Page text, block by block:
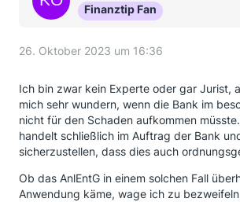
Finanztip Fan
26. Oktober 2023 um 16:36
Ich bin zwar kein Experte oder gar Jurist,
mich sehr wundern, wenn die Bank im
nicht für den Schaden aufkommen
handelt schließlich im Auftrag der Bank
sicherzustellen, dass dies auch
Ob das AnlEntG in einem solchen Fall
Anwendung käme, wage ich zu